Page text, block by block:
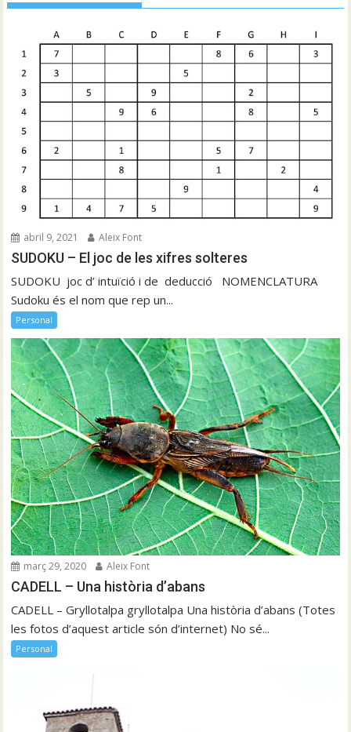
abril 9, 2021 Aleix Font
SUDOKU – El joc de les xifres solteres
SUDOKU joc d’ intuïció i de deducció NOMENCLATURA
Sudoku és el nom que rep un...
Personal
març 29, 2020 Aleix Font
CADELL – Una història d’abans
CADELL – Gryllotalpa gryllotalpa Una història d’abans (Totes
les fotos d’aquest article són d’internet) No sé...
Personal